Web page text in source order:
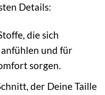
Details:
die sich
und für
sorgen.
der Deine Taille